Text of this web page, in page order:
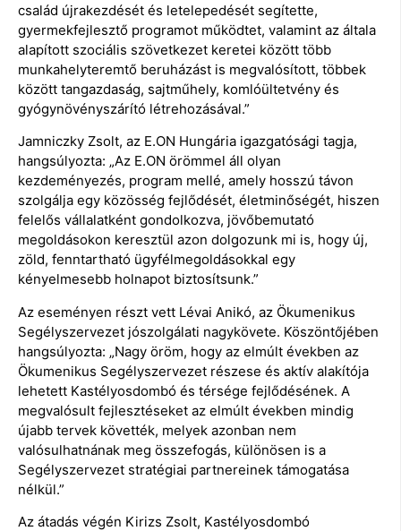
család újrakezdését és letelepedését segítette,
gyermekfejlesztő programot működtet, valamint az általa
alapított szociális szövetkezet keretei között több
munkahelyteremtő beruházást is megvalósított, többek
között tangazdaság, sajtműhely, komlóültetvény és
gyógynövényszárító létrehozásával.”
Jamniczky Zsolt, az E.ON Hungária igazgatósági tagja,
hangsúlyozta: „Az E.ON örömmel áll olyan
kezdeményezés, program mellé, amely hosszú távon
szolgálja egy közösség fejlődését, életminőségét, hiszen
felelős vállalatként gondolkozva, jövőbemutató
megoldásokon keresztül azon dolgozunk mi is, hogy új,
zöld, fenntartható ügyfélmegoldásokkal egy
kényelmesebb holnapot biztosítsunk.”
Az eseményen részt vett Lévai Anikó, az Ökumenikus
Segélyszervezet jószolgálati nagykövete. Köszöntőjében
hangsúlyozta: „Nagy öröm, hogy az elmúlt években az
Ökumenikus Segélyszervezet részese és aktív alakítója
lehetett Kastélyosdombó és térsége fejlődésének. A
megvalósult fejlesztéseket az elmúlt években mindig
újabb tervek követték, melyek azonban nem
valósulhatnának meg összefogás, különösen is a
Segélyszervezet stratégiai partnereinek támogatása
nélkül.”
Az átadás végén Kirizs Zsolt, Kastélyosdombó